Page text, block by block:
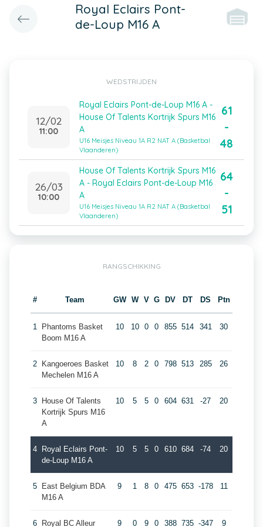
Royal Eclairs Pont-
de-Loup M16 A
WEDSTRIJDEN
12/02
11:00
Royal Eclairs Pont-de-Loup M16 A -
House Of Talents Kortrijk Spurs M16
A
U16 Meisjes Niveau 1A R2 NAT A (Basketbal
Vlaanderen)
61
-
48
26/03
10:00
House Of Talents Kortrijk Spurs M16
A - Royal Eclairs Pont-de-Loup M16
A
U16 Meisjes Niveau 1A R2 NAT A (Basketbal
Vlaanderen)
64
-
51
RANGSCHIKKING
# Team GW W V G DV DT DS Ptn
1
Phantoms Basket
Boom M16 A
10 10 0 0 855 514 341 30
2
Kangoeroes Basket
Mechelen M16 A
10 8 2 0 798 513 285 26
3
House Of Talents
Kortrijk Spurs M16
A
10 5 5 0 604 631 -27 20
4
Royal Eclairs Pont-
de-Loup M16 A
10 5 5 0 610 684 -74 20
5
East Belgium BDA
M16 A
9 1 8 0 475 653 -178 11
6 Royal BC Alleur 9 0 9 0 388 735 -347 9